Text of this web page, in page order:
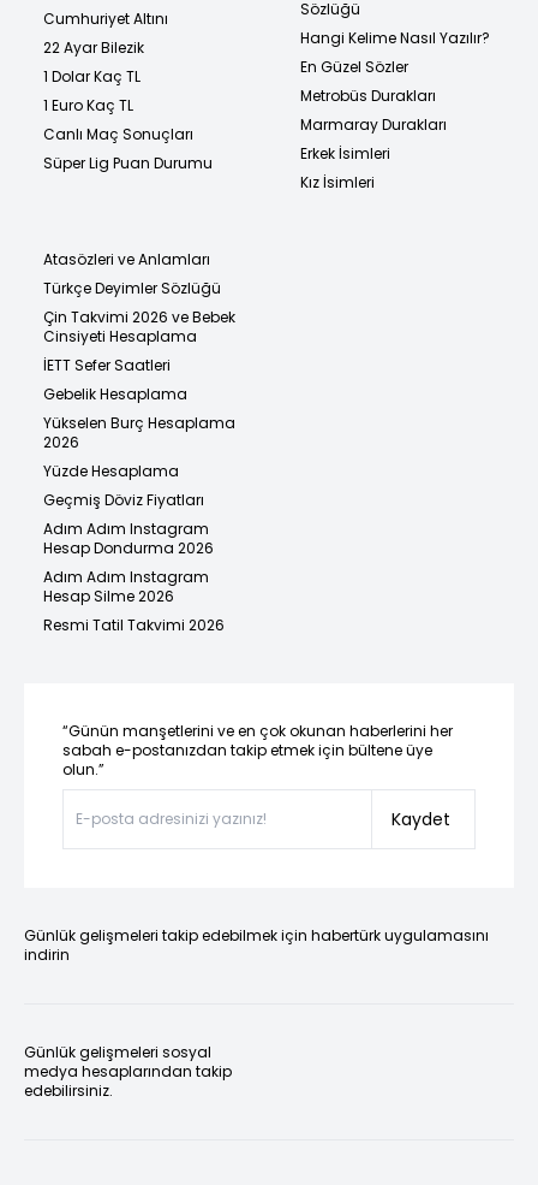
Cumhuriyet Altını
22 Ayar Bilezik
1 Dolar Kaç TL
1 Euro Kaç TL
Canlı Maç Sonuçları
Süper Lig Puan Durumu
Sözlüğü
Hangi Kelime Nasıl Yazılır?
En Güzel Sözler
Metrobüs Durakları
Marmaray Durakları
Erkek İsimleri
Kız İsimleri
Atasözleri ve Anlamları
Türkçe Deyimler Sözlüğü
Çin Takvimi 2026 ve Bebek
Cinsiyeti Hesaplama
İETT Sefer Saatleri
Gebelik Hesaplama
Yükselen Burç Hesaplama
2026
Yüzde Hesaplama
Geçmiş Döviz Fiyatları
Adım Adım Instagram
Hesap Dondurma 2026
Adım Adım Instagram
Hesap Silme 2026
Resmi Tatil Takvimi 2026
“Günün manşetlerini ve en çok okunan haberlerini her
sabah e-postanızdan takip etmek için bültene üye
olun.”
Kaydet
Günlük gelişmeleri takip edebilmek için habertürk uygulamasını
indirin
Günlük gelişmeleri sosyal
medya hesaplarından takip
edebilirsiniz.